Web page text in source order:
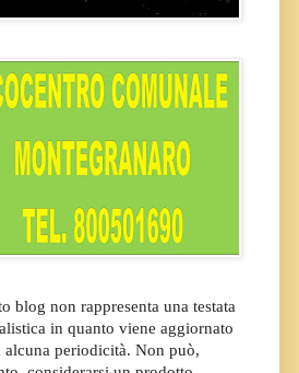
blog non rappresenta una testata
in quanto viene aggiornato
alcuna periodicità. Non può,